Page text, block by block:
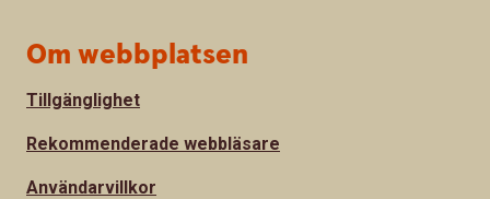
Om webbplatsen
Tillgänglighet
Rekommenderade webbläsare
Användarvillkor